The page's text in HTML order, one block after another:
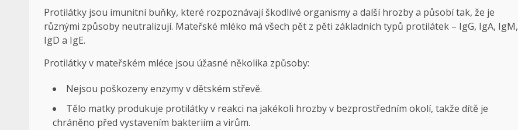
Protilátky jsou imunitní buňky, které rozpoznávají škodlivé organismy a další hrozby a působí tak, že je
různými způsoby neutralizují. Mateřské mléko má všech pět z pěti základních typů protilátek – IgG, IgA, IgM,
IgD a IgE.
Protilátky v mateřském mléce jsou úžasné několika způsoby:
Nejsou poškozeny enzymy v dětském střevě.
Tělo matky produkuje protilátky v reakci na jakékoli hrozby v bezprostředním okolí, takže dítě je
chráněno před vystavením bakteriím a virům.